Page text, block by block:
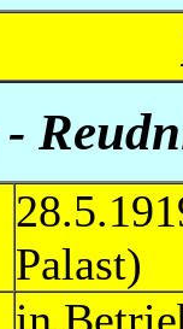
Palast)